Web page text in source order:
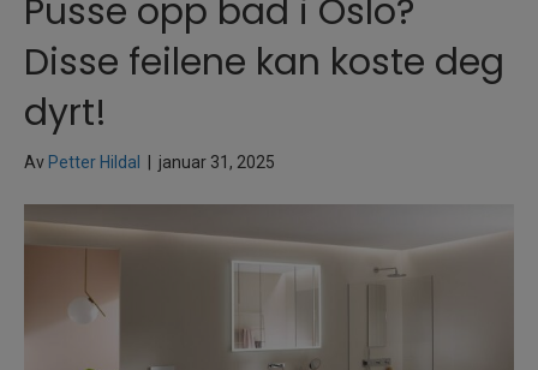
Pusse opp bad i Oslo?
Disse feilene kan koste deg
dyrt!
Av Petter Hildal januar 31, 2025